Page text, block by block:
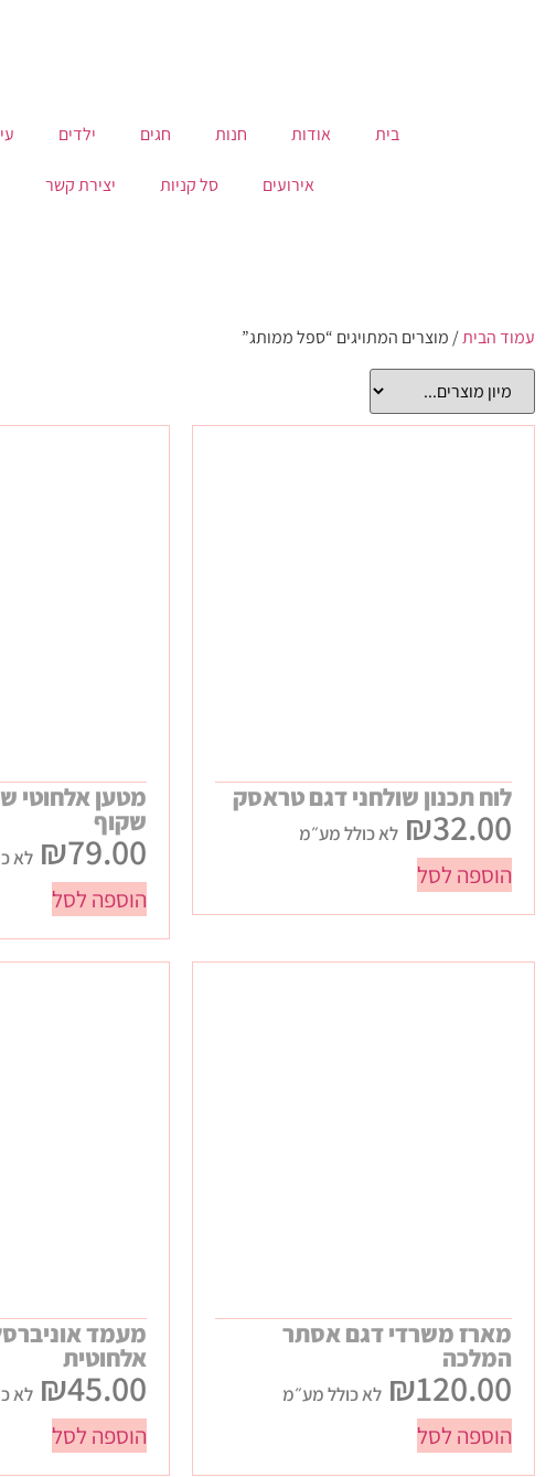
בית אודות חנות חגים ילדים
אירועים סל קניות יצירת קשר
עמוד הבית/ מוצרים המתויגים “ספל ממותג”
לוח תכנון שולחני דגם טראסק
₪32.00 לא כולל מע״מ
הוספה לסל
מטען אלחוטי
שקוף
₪79.00 לא
הוספה לסל
מארז משרדי דגם אסתר
המלכה
₪120.00 לא כולל מע״מ
הוספה לסל
מעמד
אלחוטית
₪45.00 לא
הוספה לסל